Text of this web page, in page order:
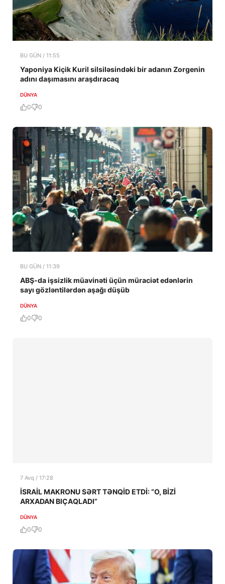
BU GÜN / 11:55
Yaponiya Kiçik Kuril silsiləsindəki bir adanın Zorgenin
adını daşımasını araşdıracaq
DÜNYA
0 0
BU GÜN / 11:39
ABŞ-da işsizlik müavinəti üçün müraciət edənlərin
sayı gözləntilərdən aşağı düşüb
DÜNYA
0 0
7 Avq / 17:28
İSRAİL MAKRONU SƏRT TƏNQİD ETDİ: “O, BİZİ
ARXADAN BIÇAQLADI”
DÜNYA
0 0